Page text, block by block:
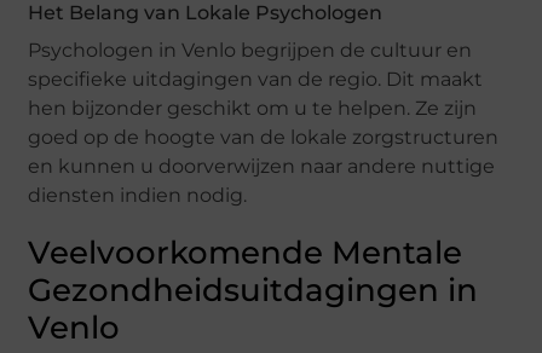
Het Belang van Lokale Psychologen
Psychologen in Venlo begrijpen de cultuur en
specifieke uitdagingen van de regio. Dit maakt
hen bijzonder geschikt om u te helpen. Ze zijn
goed op de hoogte van de lokale zorgstructuren
en kunnen u doorverwijzen naar andere nuttige
diensten indien nodig.
Veelvoorkomende Mentale
Gezondheidsuitdagingen in
Venlo